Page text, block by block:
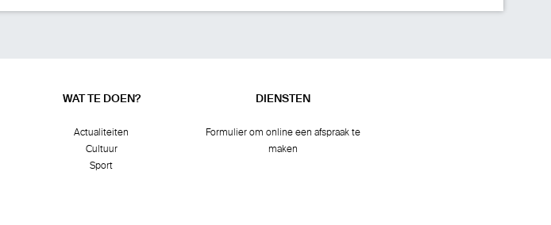
WAT TE DOEN?
Actualiteiten
Cultuur
Sport
DIENSTEN
Formulier om online een afspraak te
maken